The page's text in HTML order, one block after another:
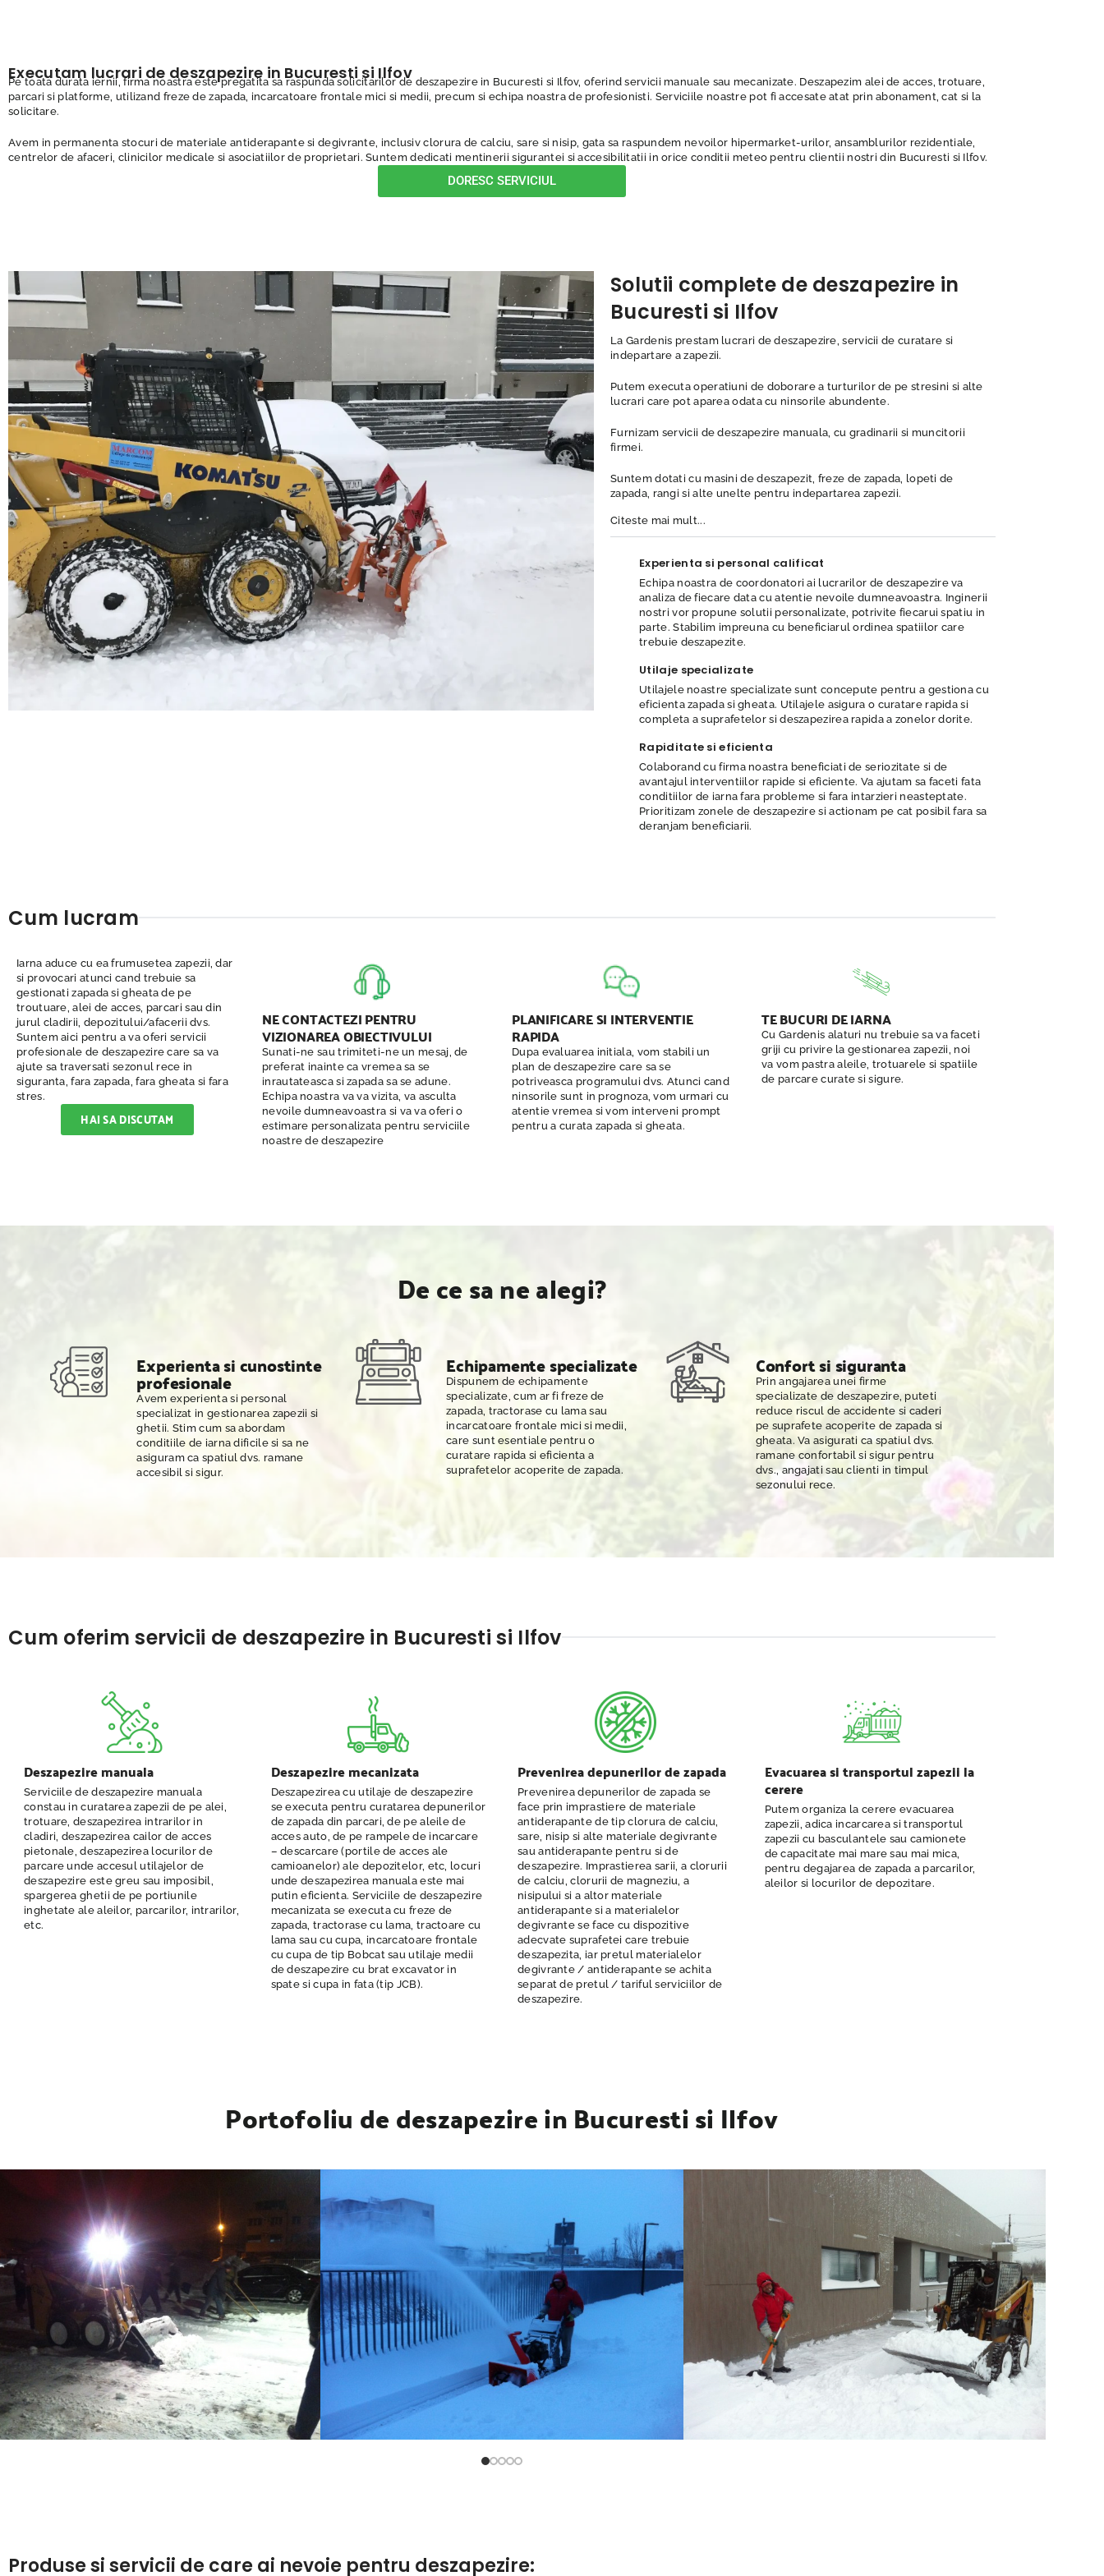
Montaj sisteme irigatii
Intretinere iazuri si
cascadeSemanare montaj gazon
Defrișare terenuri (buruieni și
Executam lucrari de deszapezire in Bucuresti si Ilfov
Pe toata durata iernii, firma noastra este pregatita sa raspunda solicitarilor de deszapezire in Bucuresti si Ilfov, oferind servicii manuale sau mecanizate. Deszapezim alei de acces, trotuare,
parcari si platforme, utilizand freze de zapada, incarcatoare frontale mici si medii, precum si echipa noastra de profesionisti. Serviciile noastre pot fi accesate atat prin abonament, cat si la
solicitare.
Avem in permanenta stocuri de materiale antiderapante si degivrante, inclusiv clorura de calciu, sare si nisip, gata sa raspundem nevoilor hipermarket-urilor, ansamblurilor rezidentiale,
centrelor de afaceri, clinicilor medicale si asociatiilor de proprietari. Suntem dedicati mentinerii sigurantei si accesibilitatii in orice conditii meteo pentru clientii nostri din Bucuresti si Ilfov.
DORESC SERVICIUL
Solutii complete de deszapezire in
Bucuresti si Ilfov
La Gardenis prestam lucrari de deszapezire, servicii de curatare si
indepartare a zapezii.
Putem executa operatiuni de doborare a turturilor de pe stresini si alte
lucrari care pot aparea odata cu ninsorile abundente.
Furnizam servicii de deszapezire manuala, cu gradinarii si muncitorii
firmei.
Suntem dotati cu masini de deszapezit, freze de zapada, lopeti de
zapada, rangi si alte unelte pentru indepartarea zapezii.
Citeste mai mult...
Experienta si personal calificat
Echipa noastra de coordonatori ai lucrarilor de deszapezire va
analiza de fiecare data cu atentie nevoile dumneavoastra. Inginerii
nostri vor propune solutii personalizate, potrivite fiecarui spatiu in
parte. Stabilim impreuna cu beneficiarul ordinea spatiilor care
trebuie deszapezite.
Utilaje specializate
Utilajele noastre specializate sunt concepute pentru a gestiona cu
eficienta zapada si gheata. Utilajele asigura o curatare rapida si
completa a suprafetelor si deszapezirea rapida a zonelor dorite.
Rapiditate si eficienta
Colaborand cu firma noastra beneficiati de seriozitate si de
avantajul interventiilor rapide si eficiente. Va ajutam sa faceti fata
conditiilor de iarna fara probleme si fara intarzieri neasteptate.
Prioritizam zonele de deszapezire si actionam pe cat posibil fara sa
deranjam beneficiarii.
Cum lucram
Iarna aduce cu ea frumusetea zapezii, dar
si provocari atunci cand trebuie sa
gestionati zapada si gheata de pe
troutuare, alei de acces, parcari sau din
jurul cladirii, depozitului/afacerii dvs.
Suntem aici pentru a va oferi servicii
profesionale de deszapezire care sa va
ajute sa traversati sezonul rece in
siguranta, fara zapada, fara gheata si fara
stres.
HAI SA DISCUTAM
NE CONTACTEZI PENTRU
VIZIONAREA OBIECTIVULUI
Sunati-ne sau trimiteti-ne un mesaj, de
preferat inainte ca vremea sa se
inrautateasca si zapada sa se adune.
Echipa noastra va va vizita, va asculta
nevoile dumneavoastra si va va oferi o
estimare personalizata pentru serviciile
noastre de deszapezire
PLANIFICARE SI INTERVENTIE
RAPIDA
Dupa evaluarea initiala, vom stabili un
plan de deszapezire care sa se
potriveasca programului dvs. Atunci cand
ninsorile sunt in prognoza, vom urmari cu
atentie vremea si vom interveni prompt
pentru a curata zapada si gheata.
TE BUCURI DE IARNA
Cu Gardenis alaturi nu trebuie sa va faceti
griji cu privire la gestionarea zapezii, noi
va vom pastra aleile, trotuarele si spatiile
de parcare curate si sigure.
De ce sa ne alegi?
Experienta si cunostinte
profesionale
Avem experienta si personal
specializat in gestionarea zapezii si
ghetii. Stim cum sa abordam
conditiile de iarna dificile si sa ne
asiguram ca spatiul dvs. ramane
accesibil si sigur.
Echipamente specializate
Dispunem de echipamente
specializate, cum ar fi freze de
zapada, tractorase cu lama sau
incarcatoare frontale mici si medii,
care sunt esentiale pentru o
curatare rapida si eficienta a
suprafetelor acoperite de zapada.
Confort si siguranta
Prin angajarea unei firme
specializate de deszapezire, puteti
reduce riscul de accidente si caderi
pe suprafete acoperite de zapada si
gheata. Va asigurati ca spatiul dvs.
ramane confortabil si sigur pentru
dvs., angajati sau clienti in timpul
sezonului rece.
Cum oferim servicii de deszapezire in Bucuresti si Ilfov
Deszapezire manuala
Serviciile de deszapezire manuala
constau in curatarea zapezii de pe alei,
trotuare, deszapezirea intrarilor in
cladiri, deszapezirea cailor de acces
pietonale, deszapezirea locurilor de
parcare unde accesul utilajelor de
deszapezire este greu sau imposibil,
spargerea ghetii de pe portiunile
inghetate ale aleilor, parcarilor, intrarilor,
etc.
Deszapezire mecanizata
Deszapezirea cu utilaje de deszapezire
se executa pentru curatarea depunerilor
de zapada din parcari, de pe aleile de
acces auto, de pe rampele de incarcare
– descarcare (portile de acces ale
camioanelor) ale depozitelor, etc, locuri
unde deszapezirea manuala este mai
putin eficienta. Serviciile de deszapezire
mecanizata se executa cu freze de
zapada, tractorase cu lama, tractoare cu
lama sau cu cupa, incarcatoare frontale
cu cupa de tip Bobcat sau utilaje medii
de deszapezire cu brat excavator in
spate si cupa in fata (tip JCB).
Prevenirea depunerilor de zapada
Prevenirea depunerilor de zapada se
face prin imprastiere de materiale
antiderapante de tip clorura de calciu,
sare, nisip si alte materiale degivrante
sau antiderapante pentru si de
deszapezire. Imprastierea sarii, a clorurii
de calciu, clorurii de magneziu, a
nisipului si a altor materiale
antiderapante si a materialelor
degivrante se face cu dispozitive
adecvate suprafetei care trebuie
deszapezita, iar pretul materialelor
degivrante / antiderapante se achita
separat de pretul / tariful serviciilor de
deszapezire.
Evacuarea si transportul zapezii la
cerere
Putem organiza la cerere evacuarea
zapezii, adica incarcarea si transportul
zapezii cu basculantele sau camionete
de capacitate mai mare sau mai mica,
pentru degajarea de zapada a parcarilor,
aleilor si locurilor de depozitare.
Portofoliu de deszapezire in Bucuresti si Ilfov
Produse si servicii de care ai nevoie pentru deszapezire: